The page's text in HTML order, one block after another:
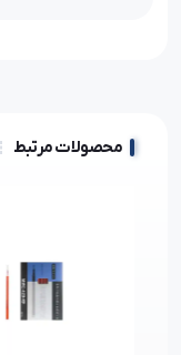
محصولات مرتبط